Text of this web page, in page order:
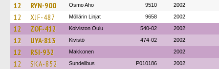
12 RYN-900 Osmo Aho 9510 2002
12 XJF-487 Möllärin Linjat 9658 2002
12 ZOF-412 Koiviston Oulu 540-02 2002
12 UYA-813 Kivistö 474-02 2002
12 RSI-932 Makkonen 2002
12 SKA-852 Sundellbus P010186 2002